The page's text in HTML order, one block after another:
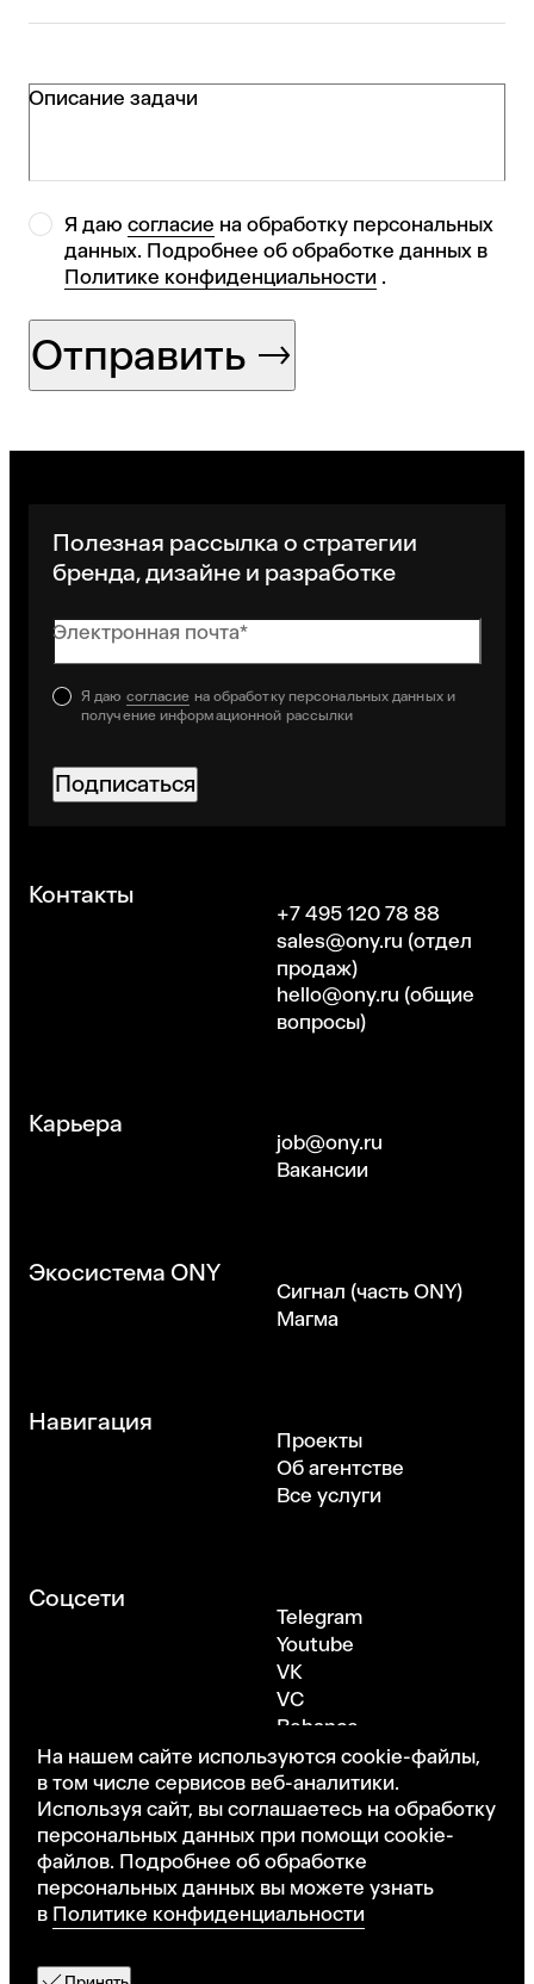
На нашем сайте используются cookie-файлы,
в том числе сервисов веб-аналитики.
Используя сайт, вы соглашаетесь на обработку
персональных данных при помощи cookie-
файлов. Подробнее об обработке
персональных данных вы можете узнать
в Политике конфиденциальности
Описание задачи
Я даю согласие на обработку персональных
данных. Подробнее об обработке данных в
Политике конфиденциальности .
Отправить
Полезная рассылка о стратегии
бренда, дизайне и разработке
Электронная почта*
Я даю согласие на обработку персональных данных и
получение информационной рассылки
Подписаться
Контакты
+7 495 120 78 88
sales@ony.ru (отдел
продаж)
hello@ony.ru (общие
вопросы)
Карьера
job@ony.ru
Вакансии
Экосистема ONY
Сигнал (часть ONY)
Магма
Навигация
Проекты
Об агентстве
Все услуги
Соцсети
Telegram
Youtube
VK
VC
Behance
Dribbble
Москва, Новохорошевский проезд, 7
©ONY. Все права защищены · Политика
конфиденциальности